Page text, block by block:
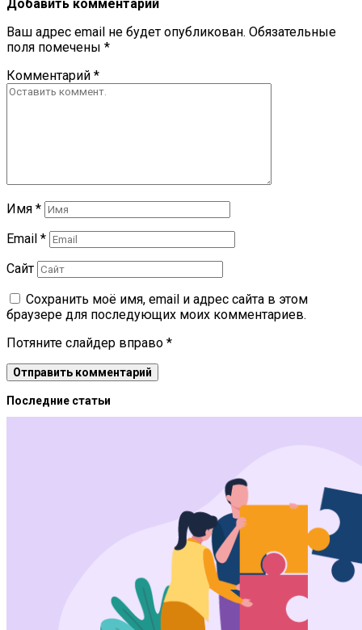
Добавить комментарий
Ваш адрес email не будет опубликован. Обязательные
поля помечены *
Комментарий *
Имя *
Email *
Сайт
Сохранить моё имя, email и адрес сайта в этом
браузере для последующих моих комментариев.
Потяните слайдер вправо *
Последние статьи